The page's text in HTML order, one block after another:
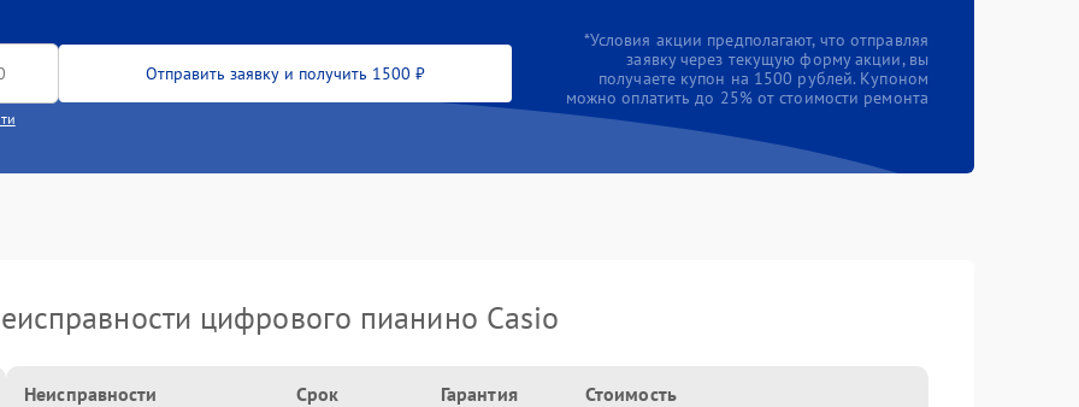
Отправить заявку и получить 1500 ₽
*Условия акции предполагают, что отправляя
заявку через текущую форму акции, вы
получаете купон на 1500 рублей. Купоном
можно оплатить до 25% от стоимости ремонта
цифрового пианино Casio
Неисправности Срок Гарантия Стоимость